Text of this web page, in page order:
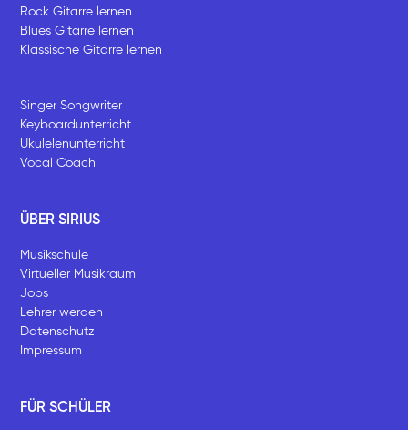
Rock Gitarre lernen
Blues Gitarre lernen
Klassische Gitarre lernen
Singer Songwriter
Keyboardunterricht
Ukulelenunterricht
Vocal Coach
ÜBER SIRIUS
Musikschule
Virtueller Musikraum
Jobs
Lehrer werden
Datenschutz
Impressum
FÜR SCHÜLER